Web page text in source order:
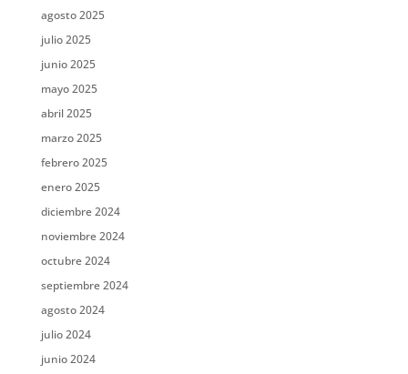
agosto 2025
julio 2025
junio 2025
mayo 2025
abril 2025
marzo 2025
febrero 2025
enero 2025
diciembre 2024
noviembre 2024
octubre 2024
septiembre 2024
agosto 2024
julio 2024
junio 2024